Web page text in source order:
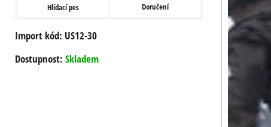
Hlídací pes Doručení
Import kód: US12-30
Dostupnost: Skladem